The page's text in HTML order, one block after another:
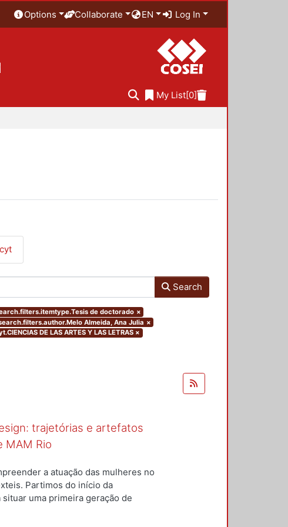
Options Collaborate EN Log In
My List[0]
Search
de doctorado ×
Almeida, Ana Julia ×
DE LAS ARTES Y LAS LETRAS ×
trajetórias e artefatos
MAM Rio
a atuação das mulheres no
Partimos do início da
uma primeira geração de